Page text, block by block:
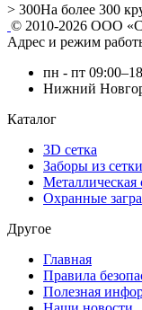
> 300На более 300
© 2010-2026 ООО
Адрес и режим
пн - пт
Нижний
Каталог
3D сетка
Заборы из сетки
Металлическая
Охранные
Другое
Главная
Правила
Полезная